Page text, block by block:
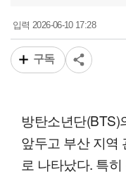
입력 2026-06-10 17:28
구독
방탄소년단(BTS)
앞두고 부산 지역
로 나타났다. 특